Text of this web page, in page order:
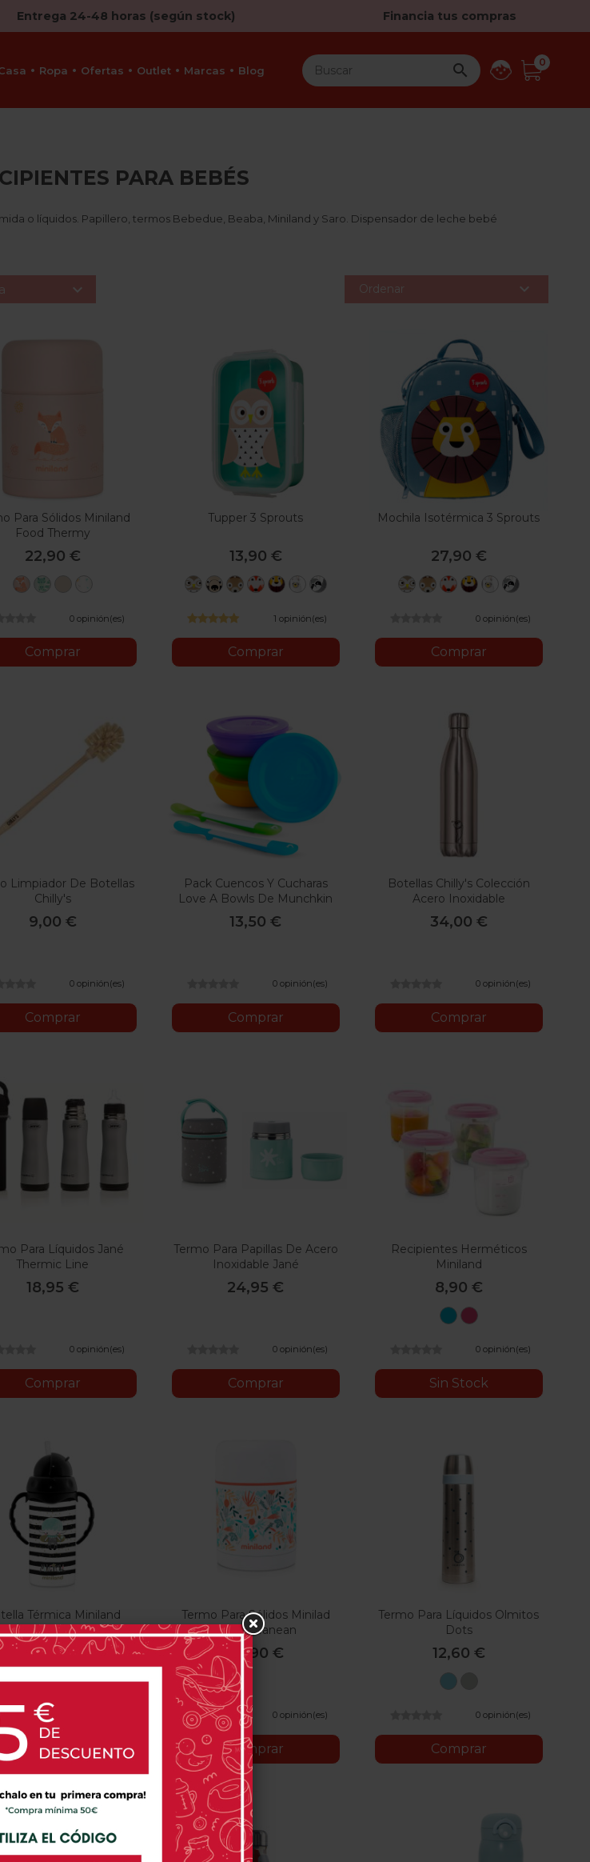
Entrega 24-48 horas (según stock) Financia tus compras
Ropa Ofertas Outlet Marcas Blog  0
PARA BEBÉS
o líquidos. Papillero, termos Bebedue, Beaba, Miniland y Saro. Dispensador de leche bebé
 Ordenar 
Para Sólidos Miniland
Food Thermy
22,90 €
CandyMintVanilla
0 opinión(es)
Comprar
Tupper 3 Sprouts
13,90 €
Búho
OsoCiervoZorroLeónLlamaPerezoso
1 opinión(es)
Comprar
Mochila Isotérmica 3 Sprouts
27,90 €
BúhoCiervoZorroLeónLlamaPerezoso
0 opinión(es)
Comprar
Limpiador De Botellas
Chilly's
9,00 €
0 opinión(es)
Comprar
Pack Cuencos Y Cucharas
Love A Bowls De Munchkin
13,50 €
0 opinión(es)
Comprar
Botellas Chilly's Colección
Acero Inoxidable
34,00 €
0 opinión(es)
Comprar
Para Líquidos Jané
Thermic Line
18,95 €
0 opinión(es)
Comprar
Termo Para Papillas De Acero
Inoxidable Jané
24,95 €
0 opinión(es)
Comprar
Recipientes Herméticos
Miniland
8,90 €
AzulRosa
0 opinión(es)
Sin Stock
Térmica Miniland
Thermokid Magical
20,90 €
Comprar
Termo Para Sólidos Minilad
Mediterranean
29,90 €
0 opinión(es)
Comprar
Termo Para Líquidos Olmitos
Dots
12,60 €
Azul
0 opinión(es)
Comprar